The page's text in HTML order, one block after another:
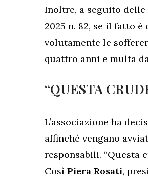
Inoltre, a seguito
2025 n. 82, se il fatto
volutamente le
quattro anni e multa
“QUESTA
L’associazione ha
affinché vengano
responsabili. “Questa
Così Piera Rosati,